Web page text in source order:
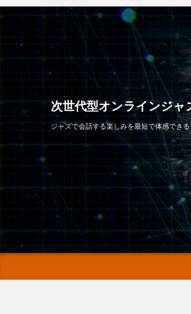
次世代型オンラインジ
ジャズで会話する楽しみを最短で体感でき